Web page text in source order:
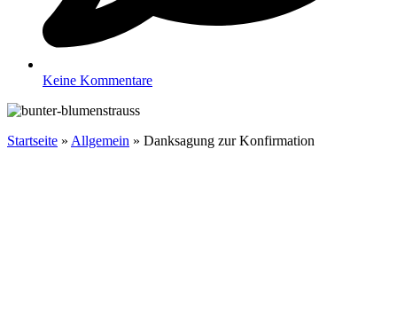
Keine Kommentare
Startseite » Allgemein » Danksagung zur Konfirmation